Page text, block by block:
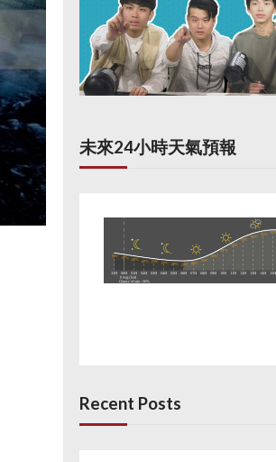
未來24小時天氣預報
Recent Posts